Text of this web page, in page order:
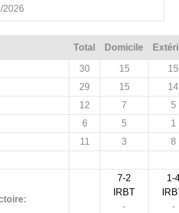
2026
Total Domicile
30 15
15
29 15
14
12 7
5
6 5
1
11 3 8
7-2
IRBT
-
1-
-